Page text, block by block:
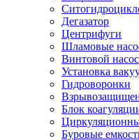
Дегазатор
Центрифуги
Шламовые
Винтовой насос
Установка
Гидроворонки
Блок
Буровые